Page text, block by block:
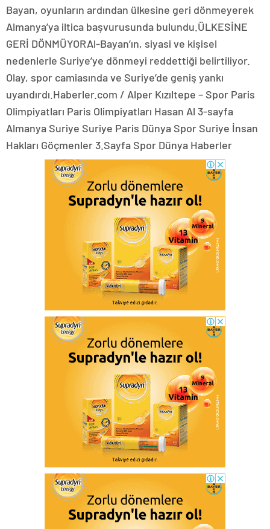
Bayan, oyunların ardından ülkesine geri dönmeyerek
Almanya’ya iltica başvurusunda bulundu.ÜLKESİNE
GERİ DÖNMÜYORAl-Bayan’ın, siyasi ve kişisel
nedenlerle Suriye’ye dönmeyi reddettiği belirtiliyor.
Olay, spor camiasında ve Suriye’de geniş yankı
uyandırdı.Haberler.com / Alper Kızıltepe – Spor Paris
Olimpiyatları Paris Olimpiyatları Hasan Al 3-sayfa
Almanya Suriye Suriye Paris Dünya Spor Suriye İnsan
Hakları Göçmenler 3.Sayfa Spor Dünya Haberler